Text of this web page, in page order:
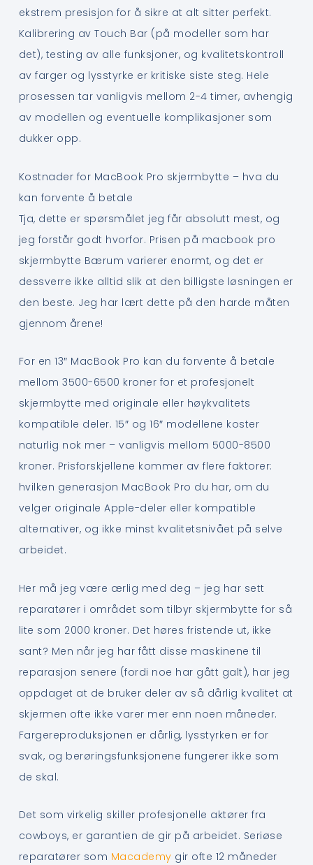
ekstrem presisjon for å sikre at alt sitter perfekt.
Kalibrering av Touch Bar (på modeller som har
det), testing av alle funksjoner, og kvalitetskontroll
av farger og lysstyrke er kritiske siste steg. Hele
prosessen tar vanligvis mellom 2-4 timer, avhengig
av modellen og eventuelle komplikasjoner som
dukker opp.
Kostnader for MacBook Pro skjermbytte – hva du
kan forvente å betale
Tja, dette er spørsmålet jeg får absolutt mest, og
jeg forstår godt hvorfor. Prisen på macbook pro
skjermbytte Bærum varierer enormt, og det er
dessverre ikke alltid slik at den billigste løsningen er
den beste. Jeg har lært dette på den harde måten
gjennom årene!
For en 13″ MacBook Pro kan du forvente å betale
mellom 3500-6500 kroner for et profesjonelt
skjermbytte med originale eller høykvalitets
kompatible deler. 15″ og 16″ modellene koster
naturlig nok mer – vanligvis mellom 5000-8500
kroner. Prisforskjellene kommer av flere faktorer:
hvilken generasjon MacBook Pro du har, om du
velger originale Apple-deler eller kompatible
alternativer, og ikke minst kvalitetsnivået på selve
arbeidet.
Her må jeg være ærlig med deg – jeg har sett
reparatører i området som tilbyr skjermbytte for så
lite som 2000 kroner. Det høres fristende ut, ikke
sant? Men når jeg har fått disse maskinene til
reparasjon senere (fordi noe har gått galt), har jeg
oppdaget at de bruker deler av så dårlig kvalitet at
skjermen ofte ikke varer mer enn noen måneder.
Fargereproduksjonen er dårlig, lysstyrken er for
svak, og berøringsfunksjonene fungerer ikke som
de skal.
Det som virkelig skiller profesjonelle aktører fra
cowboys, er garantien de gir på arbeidet. Seriøse
reparatører som Macademy gir ofte 12 måneder